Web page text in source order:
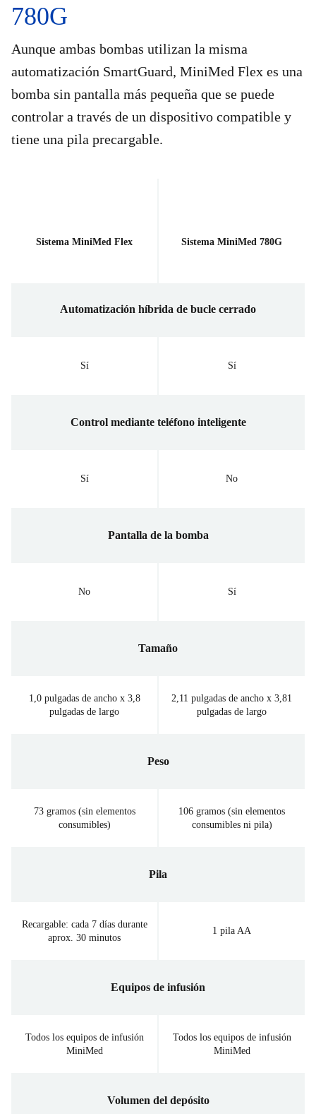
780G
Aunque ambas bombas utilizan la misma
automatización SmartGuard, MiniMed Flex es una
bomba sin pantalla más pequeña que se puede
controlar a través de un dispositivo compatible y
tiene una pila precargable.
Sistema MiniMed Flex Sistema MiniMed 780G
Automatización híbrida de bucle cerrado
Sí Sí
Control mediante teléfono inteligente
Sí No
Pantalla de la bomba
No Sí
Tamaño
1,0 pulgadas de ancho x 3,8
pulgadas de largo
2,11 pulgadas de ancho x 3,81
pulgadas de largo
Peso
73 gramos (sin elementos
consumibles)
106 gramos (sin elementos
consumibles ni pila)
Pila
Recargable: cada 7 días durante
aprox. 30 minutos
1 pila AA
Equipos de infusión
Todos los equipos de infusión
MiniMed
Todos los equipos de infusión
MiniMed
Volumen del depósito